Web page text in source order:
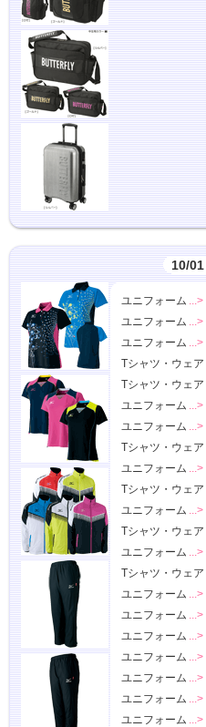
10/01
ユニフォーム ...>
ユニフォーム ...>
ユニフォーム ...>
Tシャツ・ウェア
Tシャツ・ウェア
ユニフォーム ...>
ユニフォーム ...>
Tシャツ・ウェア
ユニフォーム ...>
Tシャツ・ウェア
ユニフォーム ...>
Tシャツ・ウェア
ユニフォーム ...>
Tシャツ・ウェア
ユニフォーム ...>
ユニフォーム ...>
ユニフォーム ...>
ユニフォーム ...>
ユニフォーム ...>
ユニフォーム ...>
ユニフォーム ...>